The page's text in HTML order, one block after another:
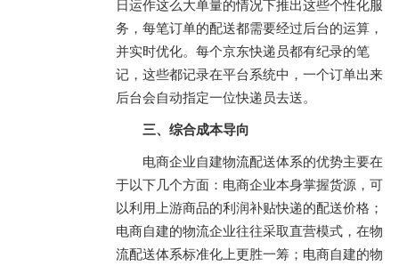
日运作这么大单量的情况下推出这些个性化服
务，每笔订单的配送都需要经过后台的运算，
并实时优化。每个京东快递员都有纪录的笔
记，这些都记录在平台系统中，一个订单出来
后台会自动指定一位快递员去送。
三、综合成本导向
电商企业自建物流配送体系的优势主要在
于以下几个方面：电商企业本身掌握货源，可
以利用上游商品的利润补贴快递的配送价格；
电商自建的物流企业往往采取直营模式，在物
流配送体系标准化上更胜一筹；电商自建的物